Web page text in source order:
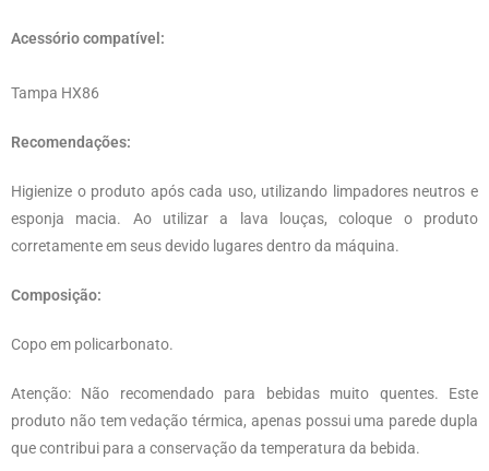
Acessório compatível:
Tampa HX86
Recomendações:
Higienize o produto após cada uso, utilizando limpadores neutros e
esponja macia. Ao utilizar a lava louças, coloque o produto
corretamente em seus devido lugares dentro da máquina.
Composição:
Copo em policarbonato.
Atenção: Não recomendado para bebidas muito quentes. Este
produto não tem vedação térmica, apenas possui uma parede dupla
que contribui para a conservação da temperatura da bebida.